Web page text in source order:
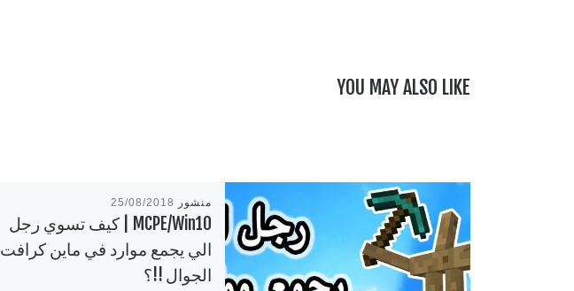
YOU MAY ALSO LIKE
منشور 25/08/2018
MCPE/Win10 | كيف تسوي رجل
الي يجمع موارد في ماين كرافت
الجوال !!؟